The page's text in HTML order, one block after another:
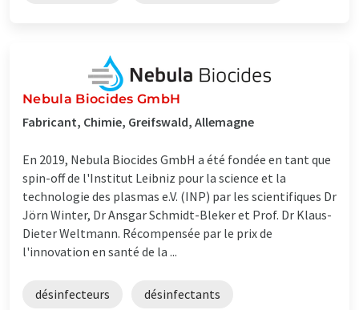
Nebula Biocides GmbH
Fabricant, Chimie, Greifswald, Allemagne
En 2019, Nebula Biocides GmbH a été fondée en tant que
spin-off de l'Institut Leibniz pour la science et la
technologie des plasmas e.V. (INP) par les scientifiques Dr
Jörn Winter, Dr Ansgar Schmidt-Bleker et Prof. Dr Klaus-
Dieter Weltmann. Récompensée par le prix de
l'innovation en santé de la ...
désinfecteurs désinfectants